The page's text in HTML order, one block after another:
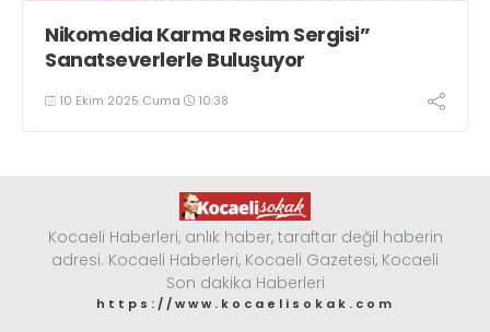
Nikomedia Karma Resim Sergisi”
Sanatseverlerle Buluşuyor
10 Ekim 2025 Cuma 10:38
Kocaeli Haberleri, anlık haber, taraftar değil haberin
adresi. Kocaeli Haberleri, Kocaeli Gazetesi, Kocaeli
Son dakika Haberleri
https://www.kocaelisokak.com